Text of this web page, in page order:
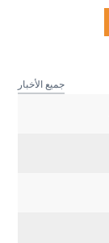
جميع الأخبار